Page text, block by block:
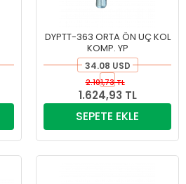
DYPTT-363 ORTA ÖN UÇ KOL
KOMP. YP
34.08 USD
1.624,93 TL
2.101,73 TL
SEPETE EKLE